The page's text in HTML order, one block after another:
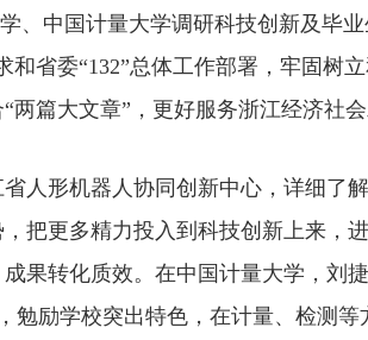
、中国计量大学调研科技创新及毕
省委“132”总体工作部署，牢固树
篇大文章”，更好服务浙江经济社会
形机器人协同创新中心，详细了
把更多精力投入到科技创新上来，
果转化质效。在中国计量大学，刘
励学校突出特色，在计量、检测